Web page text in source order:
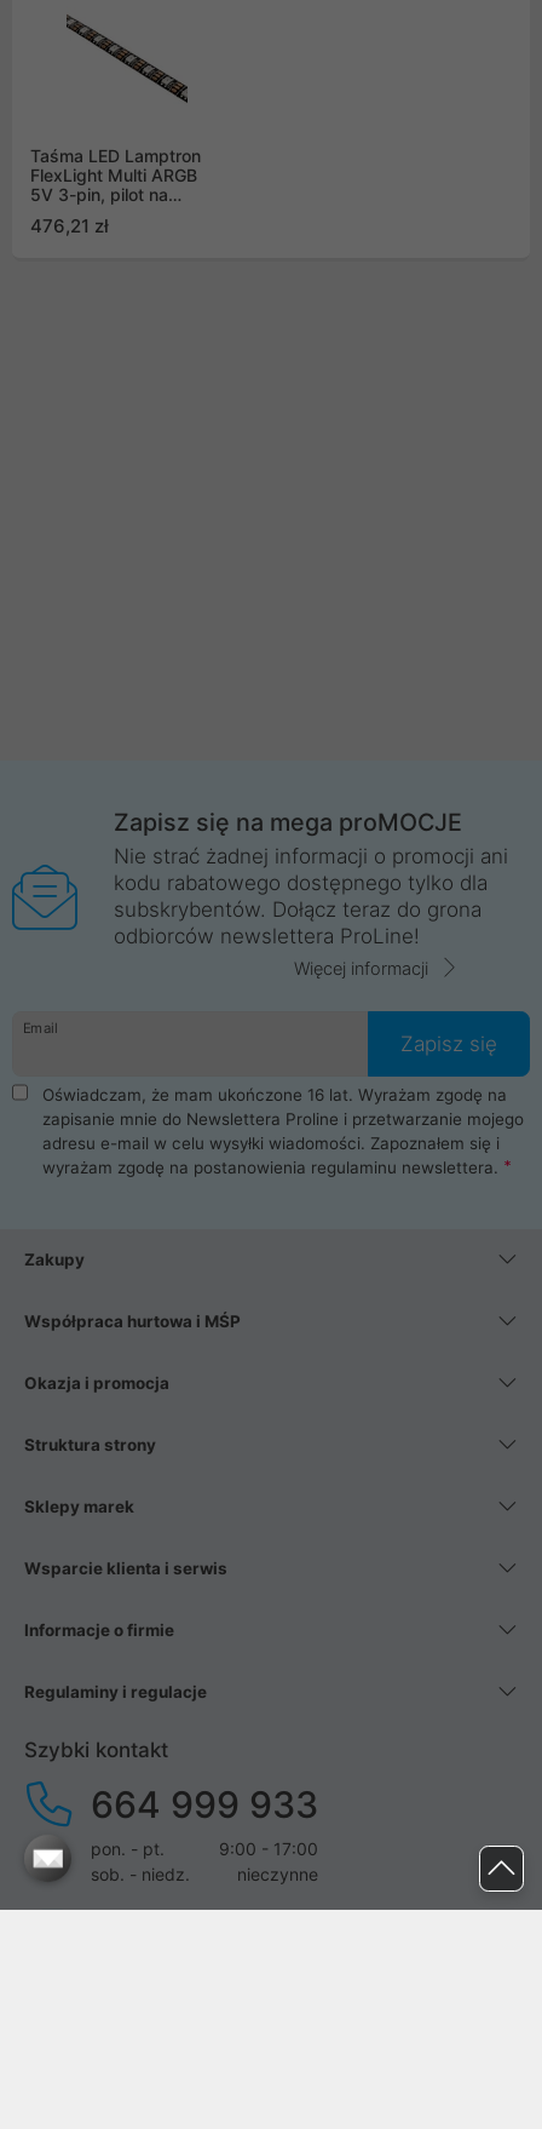
Taśma LED Lamptron
FlexLight Multi ARGB
5V 3-pin, pilot na
476,21 zł
Zapisz się na mega proMOCJE
Nie strać żadnej informacji o promocji ani
kodu rabatowego dostępnego tylko dla
subskrybentów. Dołącz teraz do grona
odbiorców newslettera ProLine!
Więcej informacji
Email
Zapisz się
Oświadczam, że mam ukończone 16 lat. Wyrażam zgodę na
zapisanie mnie do Newslettera Proline i przetwarzanie mojego
adresu e-mail w celu wysyłki wiadomości. Zapoznałem się i
wyrażam zgodę na postanowienia regulaminu newslettera.
Zakupy
Współpraca hurtowa i MŚP
Okazja i promocja
Struktura strony
Sklepy marek
Wsparcie klienta i serwis
Informacje o firmie
Regulaminy i regulacje
Szybki kontakt
664 999 933
pon. - pt.
9:00 - 17:00
sob. - niedz.
nieczynne